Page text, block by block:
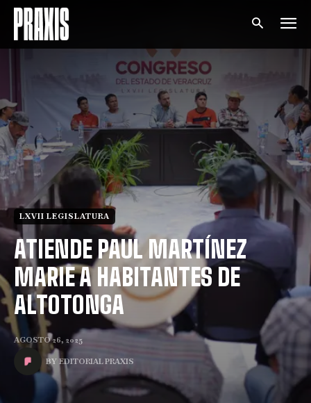
LXVII LEGISLATURA
ATIENDE PAUL MARTÍNEZ
MARIE A HABITANTES DE
ALTOTONGA
AGOSTO 26, 2025
BY EDITORIAL PRAXIS